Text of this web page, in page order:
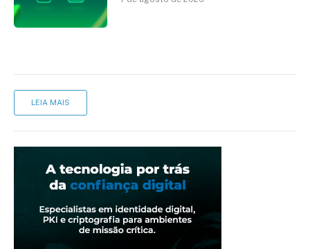
cartório
LEIA MAIS